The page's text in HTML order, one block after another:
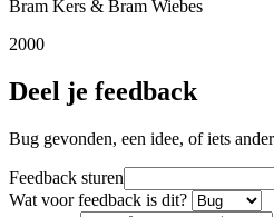
Bram Kers & Bram Wiebes
2000
Deel je feedback
Bug gevonden, een idee, of iets
Feedback sturen
Wat voor feedback is dit?